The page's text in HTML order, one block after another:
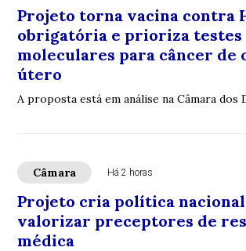
Projeto torna vacina contra
obrigatória e prioriza testes
moleculares para câncer de
útero
A proposta está em análise na Câmara dos
Câmara Há 2 horas
Projeto cria política
valorizar preceptores de
médica